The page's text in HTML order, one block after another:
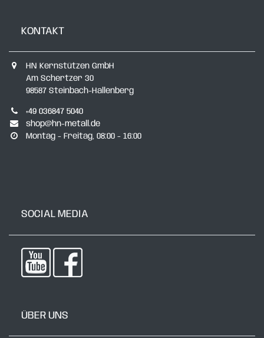
KONTAKT
HN Kernstützen GmbH
Am Schertzer 30
98587 Steinbach-Hallenberg
+49 036847 5040
shop@hn-metall.de
Montag - Freitag, 08:00 - 16:00
SOCIAL MEDIA
ÜBER UNS